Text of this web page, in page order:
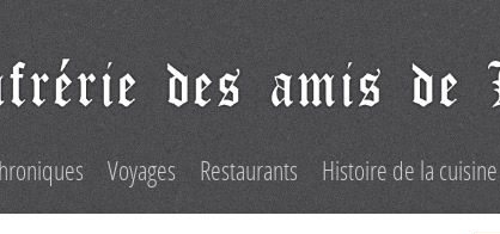
Voyages Restaurants Histoire de la cuisine